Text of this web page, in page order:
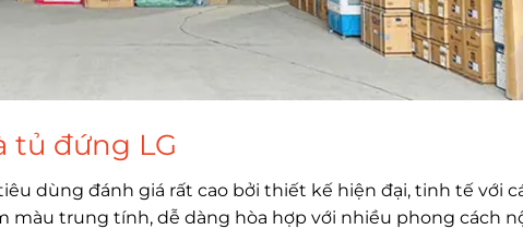
tủ đứng LG
dùng đánh giá rất cao bởi thiết kế hiện đại, tinh tế với
màu trung tính, dễ dàng hòa hợp với nhiều phong cách